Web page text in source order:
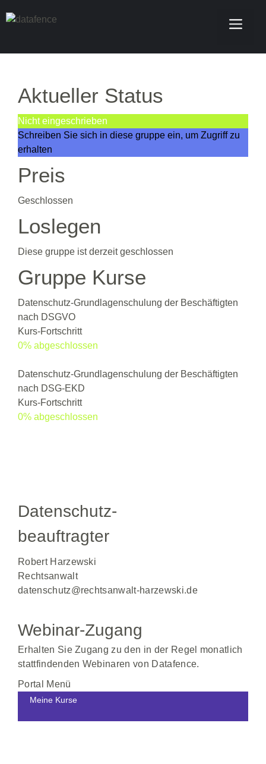
Aktueller Status
Nicht eingeschrieben
Schreiben Sie sich in diese gruppe ein, um Zugriff zu
erhalten
Preis
Geschlossen
Loslegen
Diese gruppe ist derzeit geschlossen
Gruppe Kurse
Datenschutz-Grundlagenschulung der Beschäftigten
nach DSGVO
Kurs-Fortschritt
0% abgeschlossen
Datenschutz-Grundlagenschulung der Beschäftigten
nach DSG-EKD
Kurs-Fortschritt
0% abgeschlossen
Datenschutz-
beauftragter
Robert Harzewski
Rechtsanwalt
datenschutz@rechtsanwalt-harzewski.de
Webinar-Zugang
Erhalten Sie Zugang zu den in der Regel monatlich
stattfindenden Webinaren von Datafence.
Portal Menü
Meine Kurse